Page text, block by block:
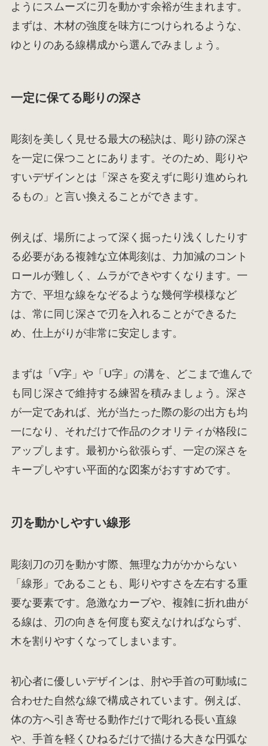
ようにスムーズに刃を動かす余裕が生まれます。
まずは、木材の強度を味方につけられるような、
ゆとりのある線構成から選んでみましょう。
一定に保てる彫りの深さ
彫刻を美しく見せる最大の秘訣は、彫り跡の深さ
を一定に保つことにあります。そのため、彫りや
すいデザインとは「深さを変えずに彫り進められ
るもの」と言い換えることができます。
例えば、場所によって深く掘ったり浅くしたりす
る必要がある複雑な立体彫刻は、力加減のコント
ロールが難しく、ムラができやすくなります。一
方で、平坦な線をなぞるような幾何学模様など
は、常に同じ深さで刃を入れることができるた
め、仕上がりが非常に安定します。
まずは「V字」や「U字」の溝を、どこまで進んで
も同じ深さで維持する練習を積みましょう。深さ
が一定であれば、光が当たった際の影の出方も均
一になり、それだけで作品のクオリティが格段に
アップします。最初から欲張らず、一定の深さを
キープしやすい平面的な図案がおすすめです。
刃を動かしやすい線形
彫刻刀の刃を動かす際、無理な力がかからない
「線形」であることも、彫りやすさを左右する重
要な要素です。急激なカーブや、複雑に折れ曲が
る線は、刃の向きを何度も変えなければならず、
木を割りやすくなってしまいます。
初心者に優しいデザインは、肘や手首の可動域に
合わせた自然な線で構成されています。例えば、
体の方へ引き寄せる動作だけで彫れる長い直線
や、手首を軽くひねるだけで描ける大きな円弧な